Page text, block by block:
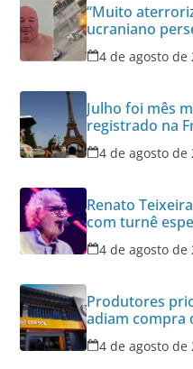
“Muito
ucraniano
atacado por
4 de agosto de
Julho foi mês
registrado na
meteorologistas
4 de agosto de
Renato
com turnê
4 de agosto de
Produtores
adiam compra
equipamentos,
4 de agosto de